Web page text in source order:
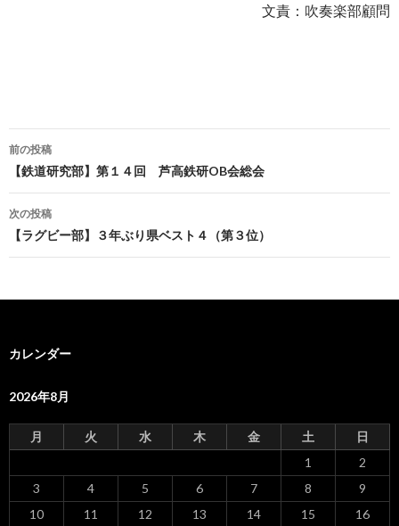
文責：吹奏楽部顧問
投
稿
ナ
ビ
ゲ
ー
ョ
ン
前の投稿
【鉄道研究部】第１４回 芦高鉄研OB会総会
次の投稿
【ラグビー部】３年ぶり県ベスト４（第３位）
カレンダー
2026年8月
月 火 水 木 金 土
日
1
2
3
4 5 6 7 8
9
10
11 12 13 14 15
16